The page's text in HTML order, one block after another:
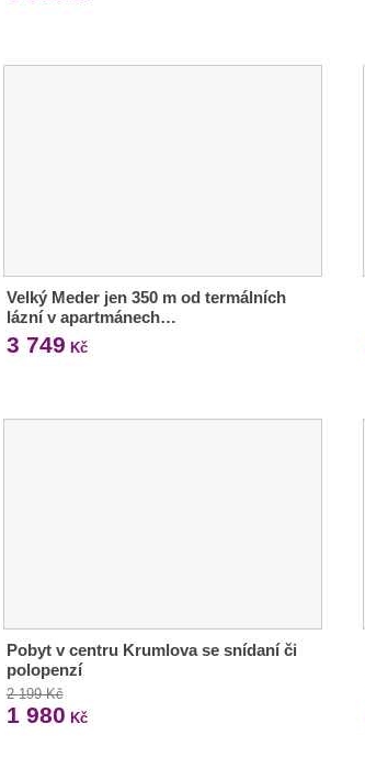
Velký Meder jen 350 m od termálních
lázní v apartmánech…
3 749 Kč
Pobyt v centru Krumlova se snídaní či
polopenzí
2 199 Kč
1 980 Kč